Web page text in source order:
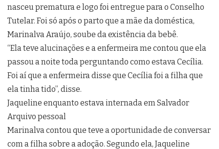
nasceu prematura e logo foi entregue para o Conselho
Tutelar. Foi só após o parto que a mãe da doméstica,
Marinalva Araújo, soube da existência da bebê.
“Ela teve alucinações e a enfermeira me contou que ela
passou a noite toda perguntando como estava Cecília.
Foi aí que a enfermeira disse que Cecília foi a filha que
ela tinha tido”, disse.
Jaqueline enquanto estava internada em Salvador
Arquivo pessoal
Marinalva contou que teve a oportunidade de conversar
com a filha sobre a adoção. Segundo ela, Jaqueline